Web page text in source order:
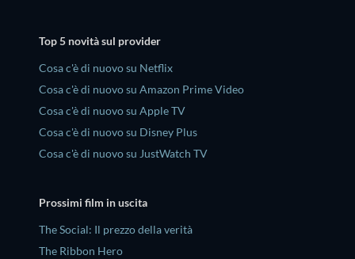
Top 5 novità sul provider
Cosa c'è di nuovo su Netflix
Cosa c'è di nuovo su Amazon Prime Video
Cosa c'è di nuovo su Apple TV
Cosa c'è di nuovo su Disney Plus
Cosa c'è di nuovo su JustWatch TV
Prossimi film in uscita
The Social: Il prezzo della verità
The Ribbon Hero